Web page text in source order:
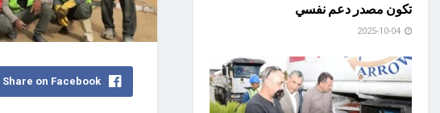
Share on Facebook
تكون مصدر دعم نفسي